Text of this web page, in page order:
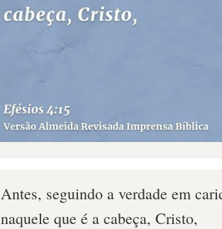
Antes, seguindo a verdade em
naquele que é a cabeça, Cristo,